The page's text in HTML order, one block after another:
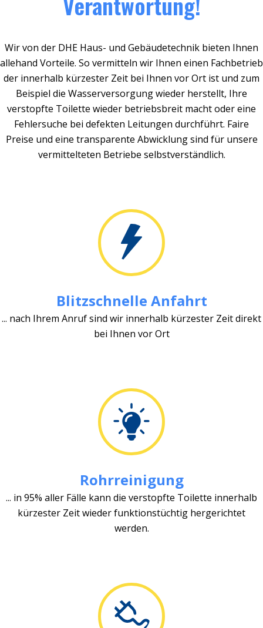
Wir von der DHE Haus- und Gebäudetechnik bieten Ihnen
allehand Vorteile. So vermitteln wir Ihnen einen Fachbetrieb
der innerhalb kürzester Zeit bei Ihnen vor Ort ist und zum
Beispiel die Wasserversorgung wieder herstellt, Ihre
verstopfte Toilette wieder betriebsbreit macht oder eine
Fehlersuche bei defekten Leitungen durchführt. Faire
Preise und eine transparente Abwicklung sind für unsere
vermittelteten Betriebe selbstverständlich.
Blitzschnelle Anfahrt
... nach Ihrem Anruf sind wir innerhalb kürzester Zeit direkt
bei Ihnen vor Ort
Rohrreinigung
... in 95% aller Fälle kann die verstopfte Toilette innerhalb
kürzester Zeit wieder funktionstüchtig hergerichtet
werden.